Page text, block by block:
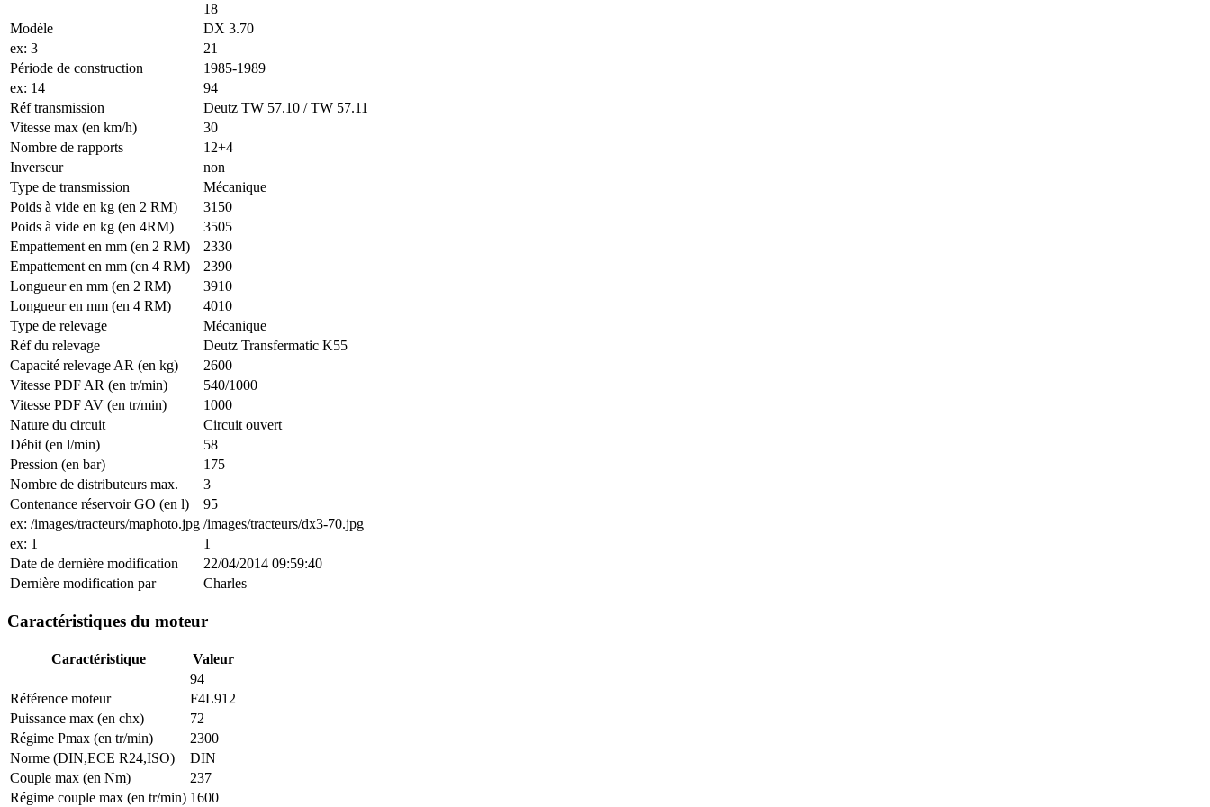
18
Modèle
DX 3.70
ex: 3
21
Période de construction
1985-1989
ex: 14
94
Réf transmission
Deutz TW 57.10 / TW 57.11
Vitesse max (en km/h)
30
Nombre de rapports
12+4
Inverseur
non
Type de transmission
Mécanique
Poids à vide en kg (en 2 RM)
3150
Poids à vide en kg (en 4RM)
3505
Empattement en mm (en 2 RM)
2330
Empattement en mm (en 4 RM)
2390
Longueur en mm (en 2 RM)
3910
Longueur en mm (en 4 RM)
4010
Type de relevage
Mécanique
Réf du relevage
Deutz Transfermatic K55
Capacité relevage AR (en kg)
2600
Vitesse PDF AR (en tr/min)
540/1000
Vitesse PDF AV (en tr/min)
1000
Nature du circuit
Circuit ouvert
Débit (en l/min)
58
Pression (en bar)
175
Nombre de distributeurs max.
3
Contenance réservoir GO (en l)
95
ex: /images/tracteurs/maphoto.jpg /images/tracteurs/dx3-70.jpg
ex: 1
1
Date de dernière modification
22/04/2014 09:59:40
Dernière modification par
Charles
Caractéristiques du moteur
Caractéristique
Valeur
94
Référence moteur
F4L912
Puissance max (en chx)
72
Régime Pmax (en tr/min)
2300
Norme (DIN,ECE R24,ISO)
DIN
Couple max (en Nm)
237
Régime couple max (en tr/min) 1600